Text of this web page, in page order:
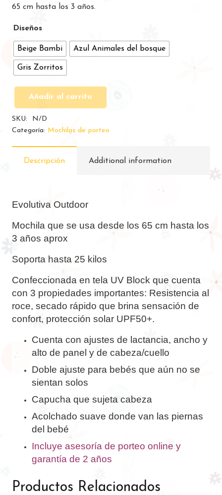
65 cm hasta los 3 años.
Diseños
Beige Bambi Azul Animales del bosque
Gris Zorritos
de
Porteo
Marca
cantidad
Añadir al carrito
SKU:
N/D
Categoría: Mochilas de porteo
Descripción Additional information
Evolutiva Outdoor
Mochila que se usa desde los 65 cm hasta los
3 años aprox
Soporta hasta 25 kilos
Confeccionada en tela UV Block que cuenta
con 3 propiedades importantes: Resistencia al
roce, secado rápido que brina sensación de
confort, protección solar UPF50+.
Cuenta con ajustes de lactancia, ancho y
alto de panel y de cabeza/cuello
Doble ajuste para bebés que aún no se
sientan solos
Capucha que sujeta cabeza
Acolchado suave donde van las piernas
del bebé
Incluye asesoría de porteo online y
garantía de 2 años
Productos Relacionados